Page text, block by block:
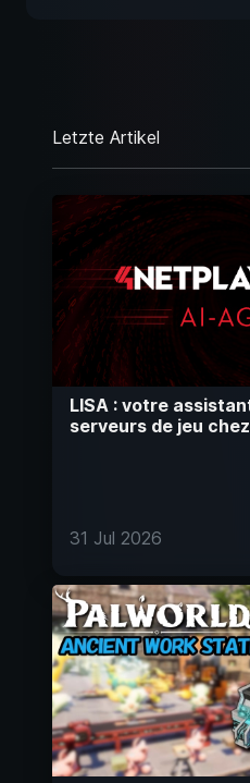
Letzte Artikel
LISA : votre
serveurs de jeu
31 Jul 2026